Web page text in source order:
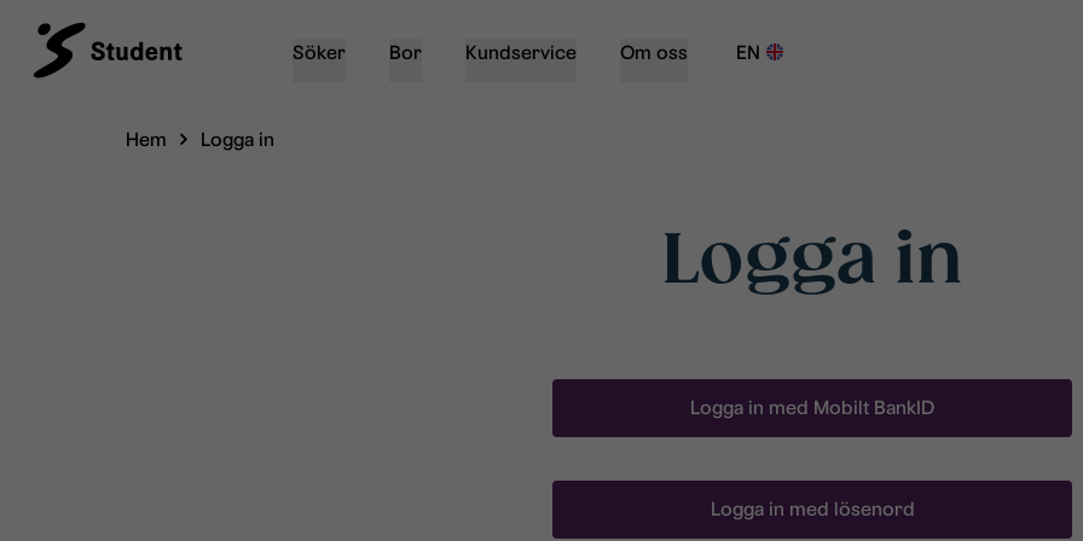
Söker Bor Kundservice Om oss EN
Hem Logga in
Logga in
Logga in med Mobilt BankID
Logga in med lösenord